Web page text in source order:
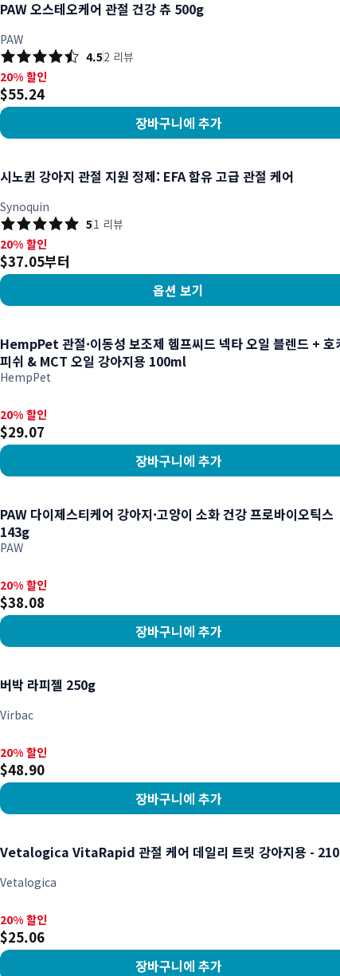
PAW 오스테오케어 관절 건강 츄 500g
PAW
4.52 리뷰
20% 할인, $55.24
20% 할인
$55.24
장바구니에 추가
시노퀸 강아지 관절 지원 정제: EFA 함유 고급 관절 케어
Synoquin
51 리뷰
20% 할인, $37.05부터
20% 할인
$37.05부터
옵션 보기
HempPet 관절·이동성 보조제 헴프씨드 넥타 오일 블렌드 + 호
피쉬 & MCT 오일 강아지용 100ml
HempPet
20% 할인, $29.07
20% 할인
$29.07
장바구니에 추가
PAW 다이제스티케어 강아지·고양이 소화 건강 프로바이오틱스
143g
PAW
20% 할인, $38.08
20% 할인
$38.08
장바구니에 추가
버박 라피젤 250g
Virbac
20% 할인, $48.90
20% 할인
$48.90
장바구니에 추가
Vetalogica VitaRapid 관절 케어 데일리 트릿 강아지용 -
Vetalogica
20% 할인, $25.06
20% 할인
$25.06
장바구니에 추가